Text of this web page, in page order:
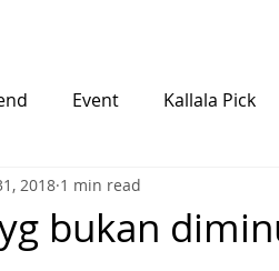
Event Kallala Pick
bukan
2018 1 min read